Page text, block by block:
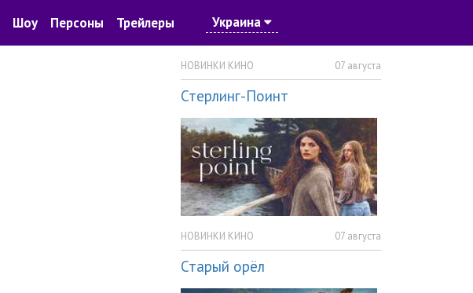
Шоу Персоны Трейлеры Украина
НОВИНКИ КИНО 07 августа
Стерлинг-Поинт
НОВИНКИ КИНО 07 августа
Старый орёл